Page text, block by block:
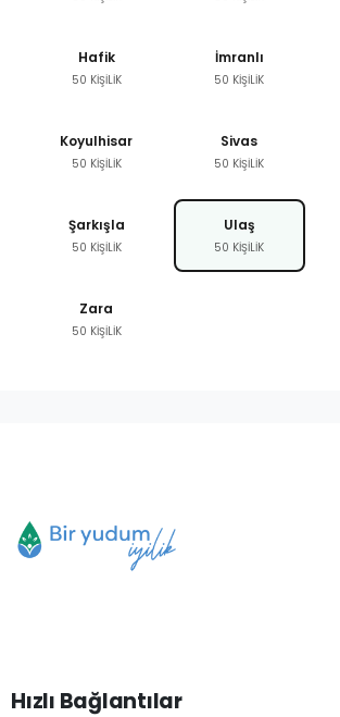
Hafik
50 KİŞİLİK
İmranlı
50 KİŞİLİK
Koyulhisar
50 KİŞİLİK
Sivas
50 KİŞİLİK
Şarkışla
50 KİŞİLİK
Ulaş
50 KİŞİLİK
Zara
50 KİŞİLİK
Hızlı Bağlantılar